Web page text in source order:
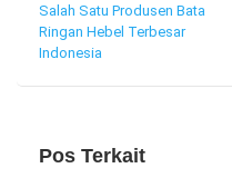
Salah Satu Produsen Bata
Ringan Hebel Terbesar
Indonesia
Pos Terkait